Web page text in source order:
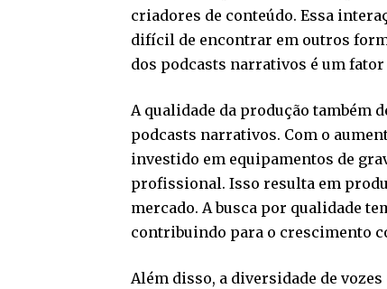
criadores de conteúdo. Essa
difícil de encontrar em outros
dos podcasts narrativos é um
A qualidade da produção também
podcasts narrativos. Com o
investido em equipamentos de
profissional. Isso resulta em
mercado. A busca por qualidade
contribuindo para o crescimento
Além disso, a diversidade de